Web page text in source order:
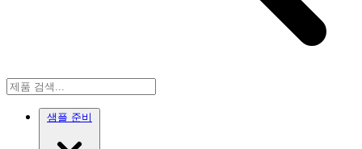
샘플 준비